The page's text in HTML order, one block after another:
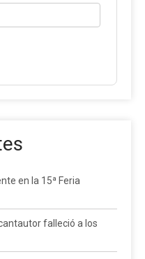
en la 15ª Feria
falleció a los